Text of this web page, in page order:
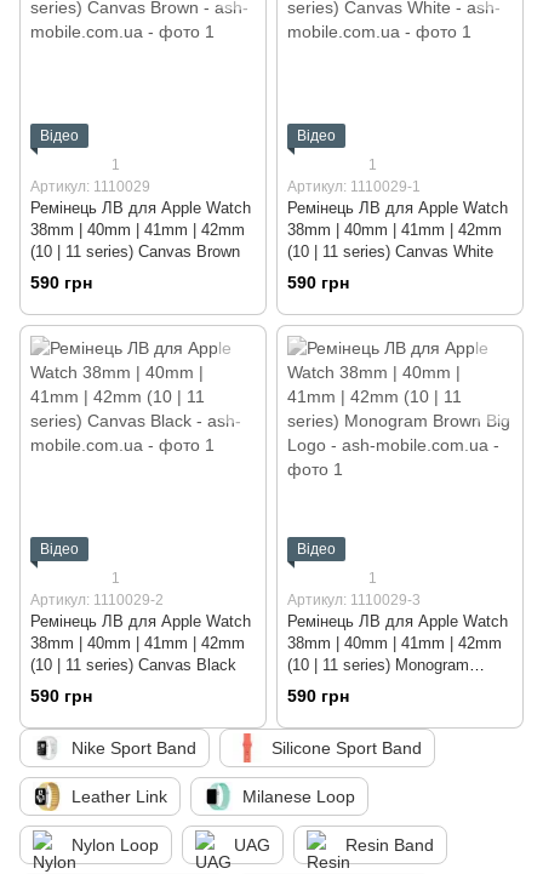
Відео
1
Артикул: 1110029
Ремінець ЛВ для Apple Watch
38mm | 40mm | 41mm | 42mm
(10 | 11 series) Canvas Brown
590 грн
Відео
1
Артикул: 1110029-1
Ремінець ЛВ для Apple Watch
38mm | 40mm | 41mm | 42mm
(10 | 11 series) Canvas White
590 грн
Відео
1
Артикул: 1110029-2
Ремінець ЛВ для Apple Watch
38mm | 40mm | 41mm | 42mm
(10 | 11 series) Canvas Black
590 грн
Відео
1
Артикул: 1110029-3
Ремінець ЛВ для Apple Watch
38mm | 40mm | 41mm | 42mm
(10 | 11 series) Monogram
Brown Big Logo
590 грн
Nike Sport Band Silicone Sport Band
Leather Link Milanese Loop
Nylon Loop UAG Resin Band